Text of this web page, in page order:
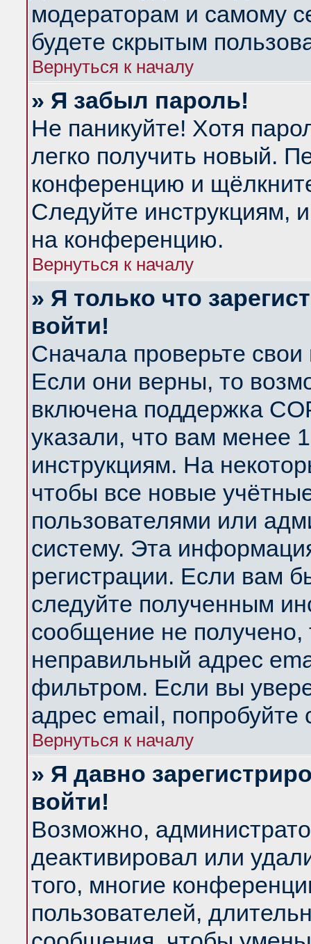
модераторам и самому
будете скрытым
Вернуться к началу
» Я забыл пароль!
Не паникуйте! Хотя
легко получить новый.
конференцию и
Следуйте инструкциям,
на конференцию.
Вернуться к началу
» Я только что
войти!
Сначала проверьте
Если они верны, то
включена поддержка
указали, что вам менее
инструкциям. На
чтобы все новые
пользователями или
систему. Эта
регистрации. Если вам
следуйте полученным
сообщение не получено,
неправильный адрес
фильтром. Если вы
адрес email, попробуйте
Вернуться к началу
» Я давно
войти!
Возможно,
деактивировал или
того, многие
пользователей,